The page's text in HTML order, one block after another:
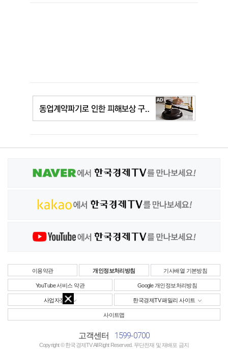
이용약관 개인정보처리방침 기사배열 기본방침
YouTube 서비스 약관 Google 개인정보처리방침
사업자정보 한국경제TV 패밀리 사이트
사이트맵
고객센터 1599-0700
Copyright © 한국경제TV All Right Reserved. 무단전재 및 재배포 금지